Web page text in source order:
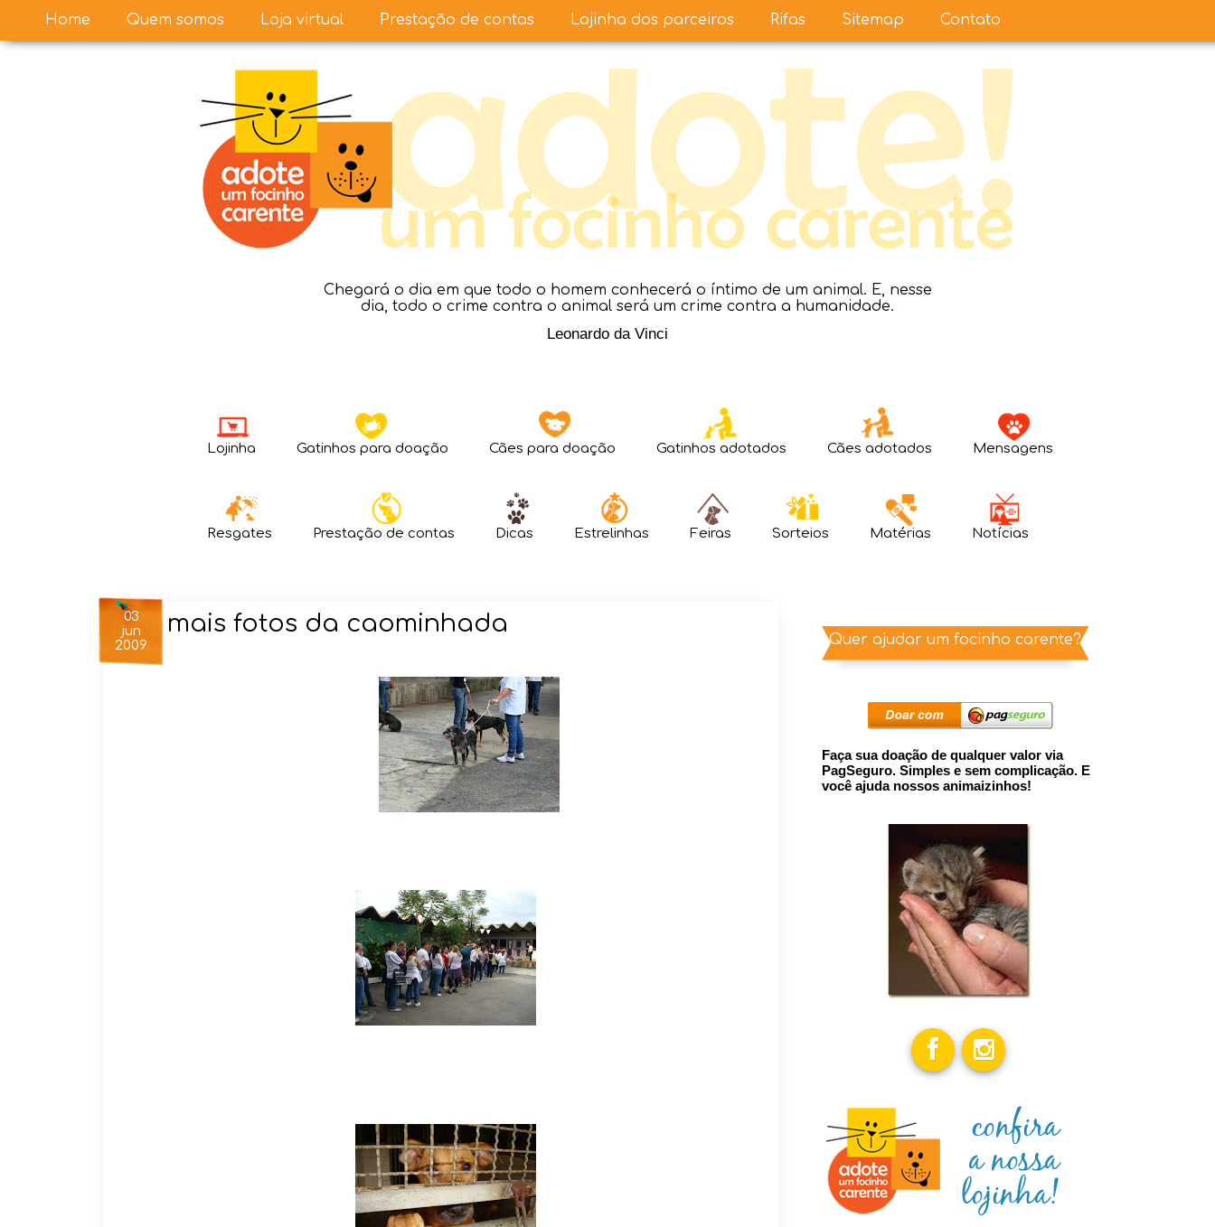
Chegará o dia em que todo o homem conhecerá o íntimo de um animal. E, nesse
dia, todo o crime contra o animal será um crime contra a humanidade.
Leonardo da Vinci
Lojinha Gatinhos para doação Cães para doação Gatinhos adotados Cães adotados Mensagens
Resgates Prestação de contas Dicas Estrelinhas Feiras Sorteios Matérias Notícias
03
jun
2009
mais fotos da caominhada
Home Quem somos Loja virtual Prestação de contas Lojinha dos parceiros Rifas Sitemap Contato
Quer ajudar um focinho carente?
Faça sua doação de qualquer valor via
PagSeguro. Simples e sem complicação. E
você ajuda nossos animaizinhos!